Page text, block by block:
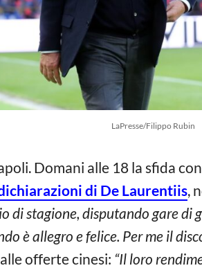
LaPresse/Filippo Rubin
Domani alle 18 la sfida
di De Laurentiis,
di stagione, disputando gare di
è allegro e felice. Per me il
offerte cinesi: “Il loro